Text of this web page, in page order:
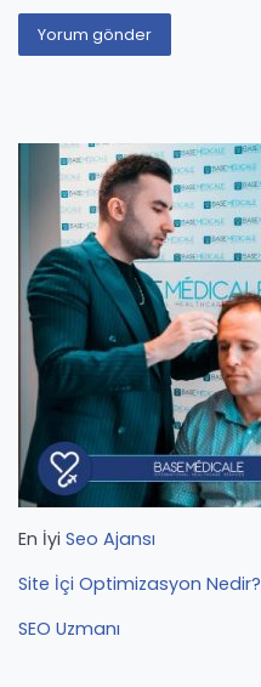
En İyi Seo Ajansı
Site İçi Optimizasyon Nedir?
SEO Uzmanı